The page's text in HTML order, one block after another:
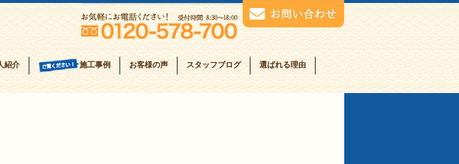
紹介 施工事例 お客様の声 スタッフブログ 選ばれる理由